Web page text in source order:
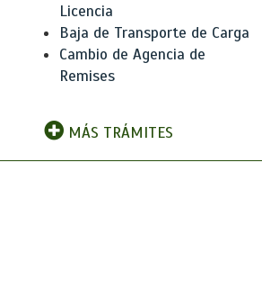
Licencia
Baja de Transporte de Carga
Cambio de Agencia de
Remises
MÁS TRÁMITES